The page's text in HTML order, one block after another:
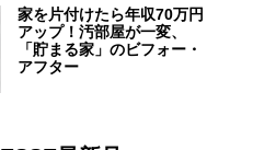
家を片付けたら年収70万円
アップ！汚部屋が一変、
「貯まる家」のビフォー・
アフター